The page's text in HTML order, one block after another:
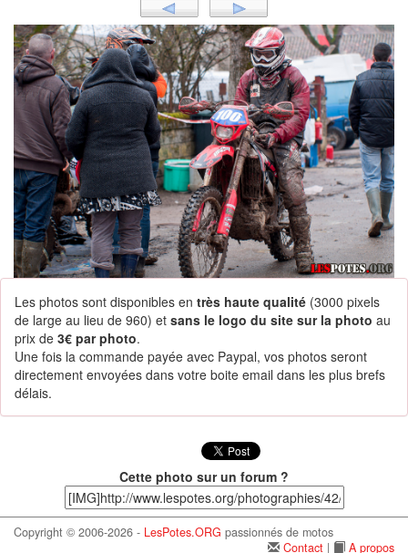
Les photos sont disponibles en très haute qualité (3000 pixels
de large au lieu de 960) et sans le logo du site sur la photo au
prix de 3€ par photo.
Une fois la commande payée avec Paypal, vos photos seront
directement envoyées dans votre boite email dans les plus brefs
délais.
Cette photo sur un forum ?
Copyright © 2006-2026 - LesPotes.ORG passionnés de motos
Contact | A propos